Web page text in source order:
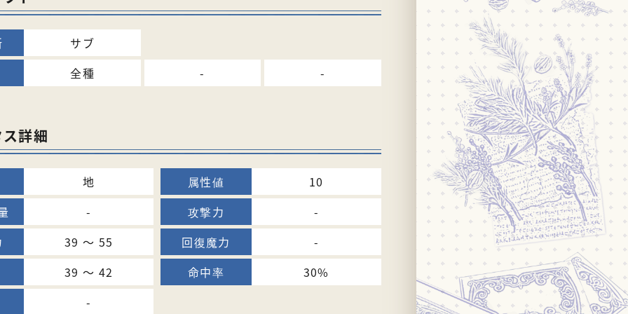
サブ
全種
- -
詳細
地
10
-
-
39 〜 55
-
39 〜 42
30%
-